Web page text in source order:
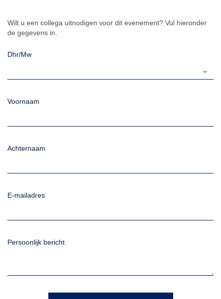
Wilt u een collega uitnodigen voor dit evenement? Vul hieronder
de gegevens in.
Dhr/Mw
Voornaam
Achternaam
E-mailadres
Persoonlijk bericht